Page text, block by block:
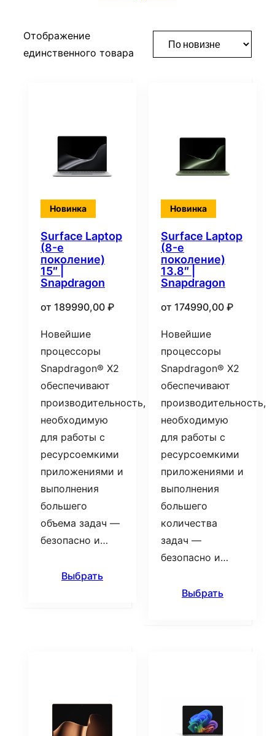
Отображение
единственного товара
Новинка
Surface Laptop
(8-е
поколение)
15″ |
Snapdragon
от 189990,00 ₽
Новейшие
процессоры
Snapdragon® X2
обеспечивают
производительность,
необходимую
для работы с
ресурсоемкими
приложениями и
выполнения
большего
объема задач —
безопасно и…
Выбрать
Новинка
Surface Laptop
(8-е
поколение)
13.8″ |
Snapdragon
от 174990,00 ₽
Новейшие
процессоры
Snapdragon® X2
обеспечивают
производительность,
необходимую
для работы с
ресурсоемкими
приложениями и
выполнения
большего
количества
задач —
безопасно и…
Выбрать